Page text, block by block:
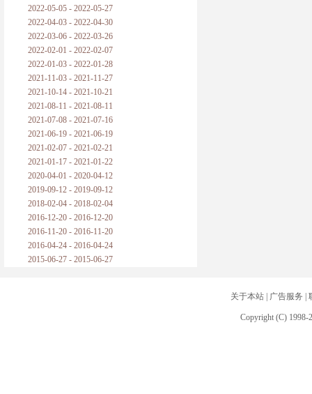
2022-05-05 - 2022-05-27
2022-04-03 - 2022-04-30
2022-03-06 - 2022-03-26
2022-02-01 - 2022-02-07
2022-01-03 - 2022-01-28
2021-11-03 - 2021-11-27
2021-10-14 - 2021-10-21
2021-08-11 - 2021-08-11
2021-07-08 - 2021-07-16
2021-06-19 - 2021-06-19
2021-02-07 - 2021-02-21
2021-01-17 - 2021-01-22
2020-04-01 - 2020-04-12
2019-09-12 - 2019-09-12
2018-02-04 - 2018-02-04
2016-12-20 - 2016-12-20
2016-11-20 - 2016-11-20
2016-04-24 - 2016-04-24
2015-06-27 - 2015-06-27
关于本站| 广告服务
Copyright (C) 1998-